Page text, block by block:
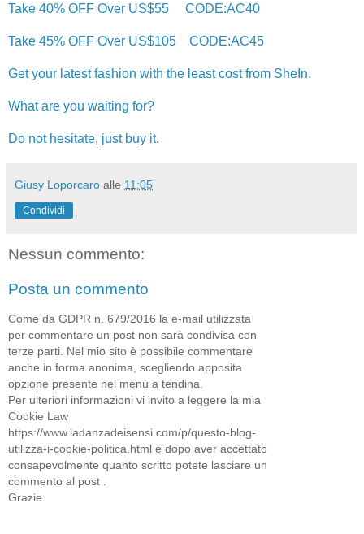
Take 40% OFF Over US$55 CODE:AC40
Take 45% OFF Over US$105 CODE:AC45
Get your latest fashion with the least cost from SheIn.
What are you waiting for?
Do not hesitate, just buy it.
Giusy Loporcaro alle 11:05
Condividi
Nessun commento:
Posta un commento
Come da GDPR n. 679/2016 la e-mail utilizzata
per commentare un post non sarà condivisa con
terze parti. Nel mio sito è possibile commentare
anche in forma anonima, scegliendo apposita
opzione presente nel menù a tendina.
Per ulteriori informazioni vi invito a leggere la mia
Cookie Law
https://www.ladanzadeisensi.com/p/questo-blog-
utilizza-i-cookie-politica.html e dopo aver accettato
consapevolmente quanto scritto potete lasciare un
commento al post .
Grazie.